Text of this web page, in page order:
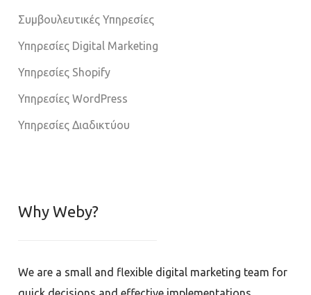
Συμβουλευτικές Υπηρεσίες
Υπηρεσίες Digital Marketing
Υπηρεσίες Shopify
Υπηρεσίες WordPress
Υπηρεσίες Διαδικτύου
Why Weby?
We are a small and flexible digital marketing team for